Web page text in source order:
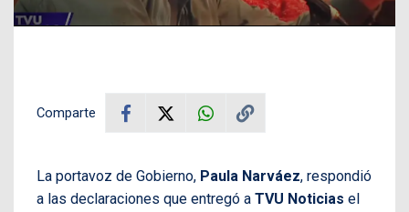
Comparte
La portavoz de Gobierno, Paula Narváez, respondió
a las declaraciones que entregó a TVU Noticias el